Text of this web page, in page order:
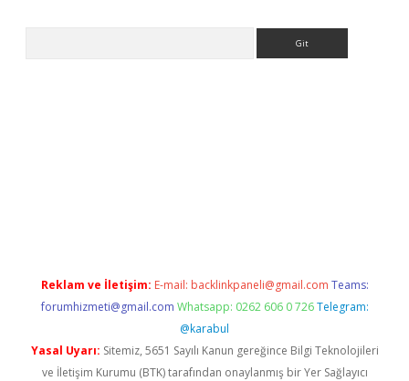
Reklam ve İletişim: E-mail: backlinkpaneli@gmail.com Teams:
forumhizmeti@gmail.com Whatsapp: 0262 606 0 726 Telegram:
@karabul
Yasal Uyarı: Sitemiz, 5651 Sayılı Kanun gereğince Bilgi Teknolojileri
ve İletişim Kurumu (BTK) tarafından onaylanmış bir Yer Sağlayıcı